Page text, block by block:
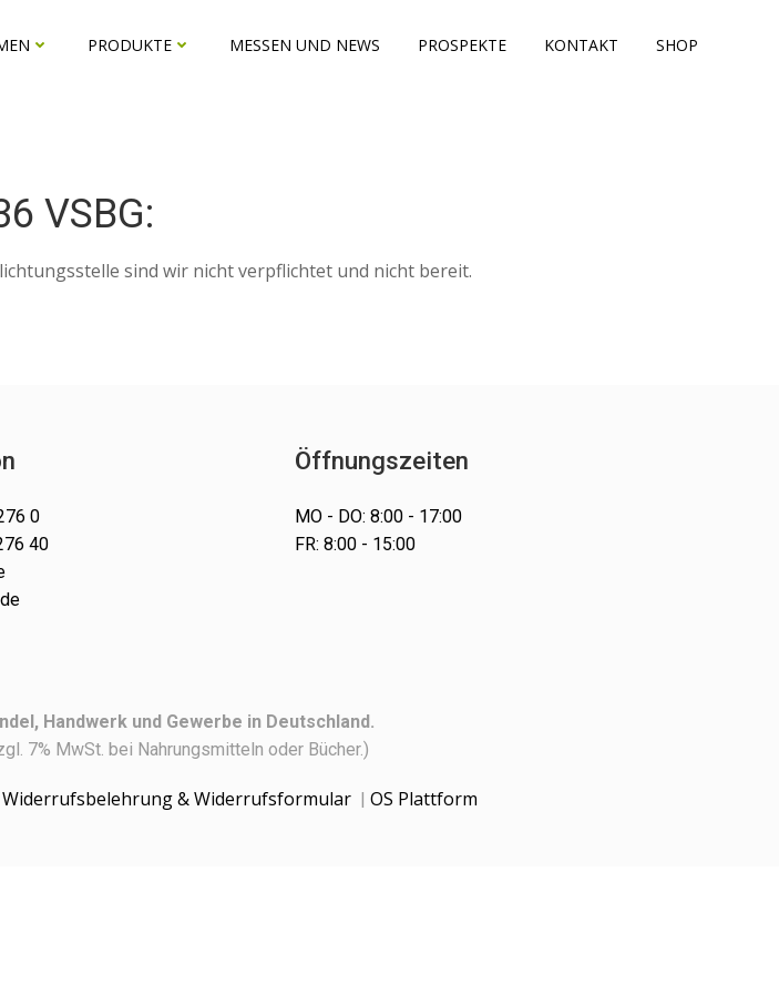
PRODUKTE MESSEN UND NEWS PROSPEKTE KONTAKT SHOP
VSBG:
sind wir nicht verpflichtet und nicht bereit.
0
40
Öffnungszeiten
MO - DO: 8:00 - 17:00
FR: 8:00 - 15:00
Handwerk und Gewerbe in Deutschland.
7% MwSt. bei Nahrungsmitteln oder Bücher.)
Widerrufsbelehrung & Widerrufsformular | OS Plattform